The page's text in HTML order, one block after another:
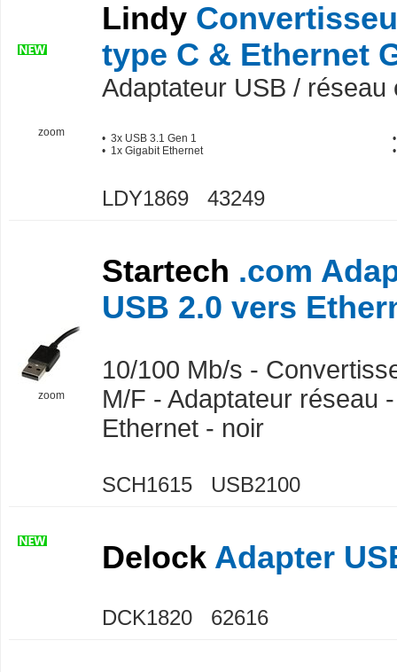
zoom
Lindy
type C & Ethernet
Adaptateur USB / réseau
• 3x USB 3.1 Gen 1
• 1x Gigabit Ethernet
LDY1869 43249
zoom
Startech .com
USB 2.0 vers
10/100 Mb/s -
M/F - Adaptateur réseau
Ethernet - noir
SCH1615 USB2100
Delock Adapter
DCK1820 62616